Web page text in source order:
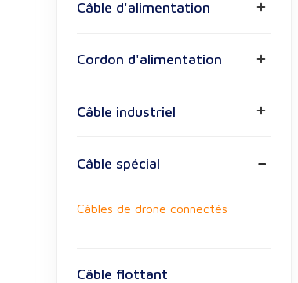
Câble d'alimentation
Cordon d'alimentation
Câble industriel
Câble spécial
Câbles de drone connectés
Câble flottant